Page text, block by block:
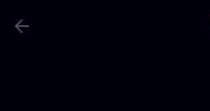
arrow_back